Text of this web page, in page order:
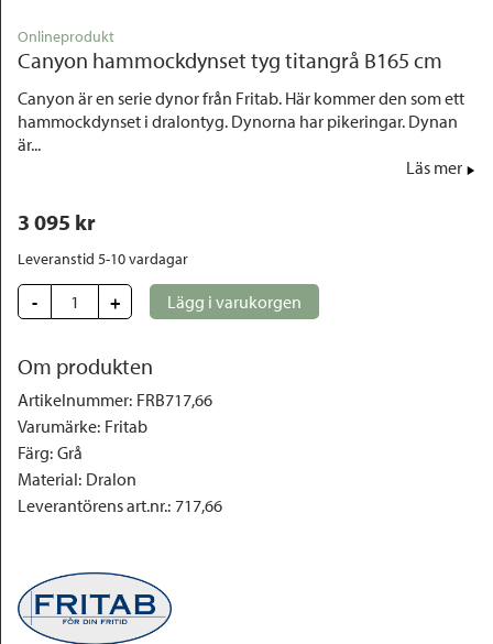
Onlineprodukt
Canyon hammockdynset tyg titangrå B165 cm
Canyon är en serie dynor från Fritab. Här kommer den som ett
hammockdynset i dralontyg. Dynorna har pikeringar. Dynan
är...
Läs mer
3 095 kr
Leveranstid 5-10 vardagar
- + Lägg i varukorgen
Om produkten
Artikelnummer: FRB717,66
Varumärke: Fritab
Färg: Grå
Material: Dralon
Leverantörens art.nr.: 717,66